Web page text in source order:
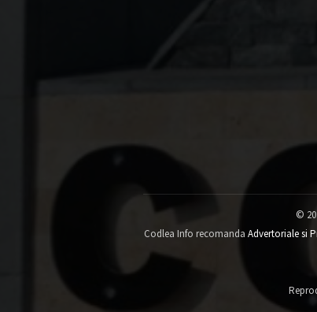
©
Codlea Info recomanda Advertoriale si